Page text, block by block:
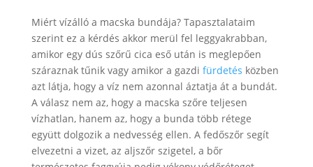
Miért vízálló a macska bundája? Tapasztalataim
szerint ez a kérdés akkor merül fel leggyakrabban,
amikor egy dús szőrű cica eső után is meglepően
száraznak tűnik vagy amikor a gazdi fürdetés közben
azt látja, hogy a víz nem azonnal áztatja át a bundát.
A válasz nem az, hogy a macska szőre teljesen
vízhatlan, hanem az, hogy a bunda több rétege
együtt dolgozik a nedvesség ellen. A fedőszőr segít
elvezetni a vizet, az aljszőr szigetel, a bőr